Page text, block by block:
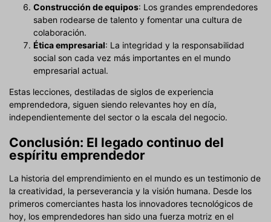
Construcción de equipos: Los grandes emprendedores
saben rodearse de talento y fomentar una cultura de
colaboración.
Ética empresarial: La integridad y la responsabilidad
social son cada vez más importantes en el mundo
empresarial actual.
Estas lecciones, destiladas de siglos de experiencia
emprendedora, siguen siendo relevantes hoy en día,
independientemente del sector o la escala del negocio.
Conclusión: El legado continuo del
espíritu emprendedor
La historia del emprendimiento en el mundo es un testimonio de
la creatividad, la perseverancia y la visión humana. Desde los
primeros comerciantes hasta los innovadores tecnológicos de
hoy, los emprendedores han sido una fuerza motriz en el